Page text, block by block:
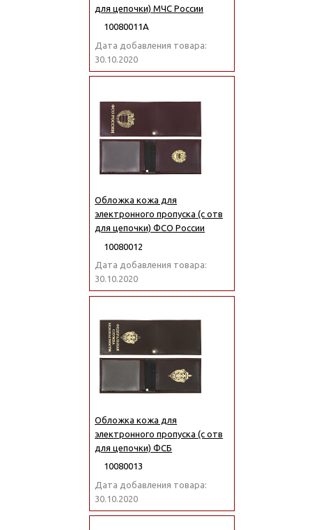
для цепочки) МЧС России
10080011А
Дата добавления товара:
30.10.2020
Обложка кожа для
электронного пропуска (с отв
для цепочки) ФСО России
10080012
Дата добавления товара:
30.10.2020
Обложка кожа для
электронного пропуска (с отв
для цепочки) ФСБ
10080013
Дата добавления товара:
30.10.2020